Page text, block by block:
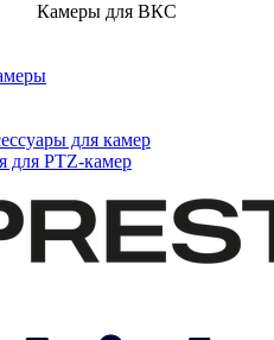
Камеры для ВКС
для камер
для PTZ-камер